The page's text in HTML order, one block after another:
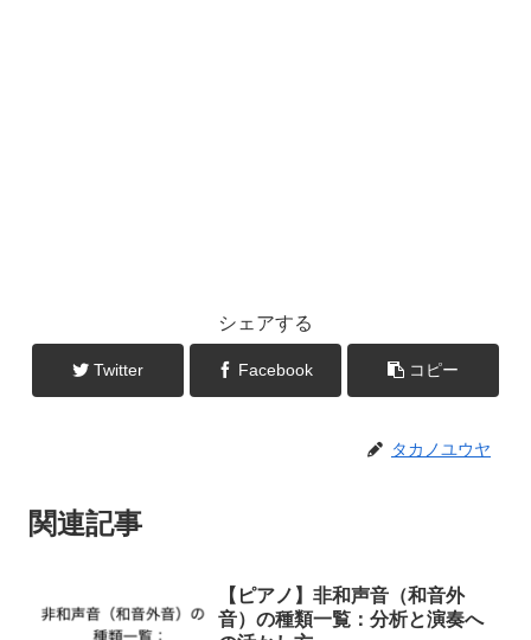
シェアする
Twitter Facebook コピー
タカノユウヤ
関連記事
【ピアノ】非和声音（和音外
音）の種類一覧：分析と演奏へ